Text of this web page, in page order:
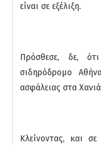
είναι σε εξέλιξη.
Πρόσθεσε, δε,
σιδηρόδρομο
ασφάλειας στα
Κλείνοντας, και